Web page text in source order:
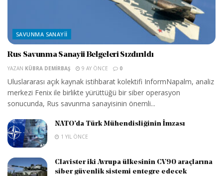
SAVUNMA SANAYII
Rus Savunma Sanayii Belgeleri Sızdırıldı
YAZAN KÜBRA DEMIRBAŞ 9 AY ÖNCE 0
Uluslararası açık kaynak istihbarat kolektifi InformNapalm, analiz
merkezi Fenix ile birlikte yürüttüğü bir siber operasyon
sonucunda, Rus savunma sanayisinin önemli...
NATO’da Türk Mühendisliğinin İmzası
1 YIL ÖNCE
Clavister iki Avrupa ülkesinin CV90 araçlarına
siber güvenlik sistemi entegre edecek